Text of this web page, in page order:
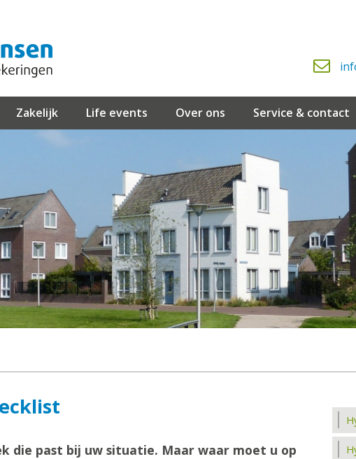
Zakelijk Life events Over ons Service & contact
die past bij uw situatie. Maar waar moet u op